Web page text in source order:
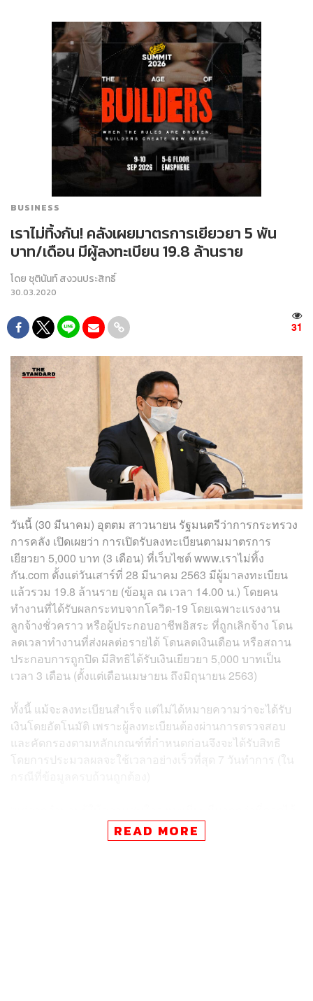
BUSINESS
เราไม่ทิ้งกัน! คลังเผยมาตรการเยียวยา 5 พัน
บาท/เดือน มีผู้ลงทะเบียน 19.8 ล้านราย
โดย ชุตินันท์ สงวนประสิทธิ์
30.03.2020
31
วันนี้ (30 มีนาคม) อุตตม สาวนายน รัฐมนตรีว่าการกระทรวง
การคลัง เปิดเผยว่า การเปิดรับลงทะเบียนตามมาตรการ
เยียวยา 5,000 บาท (3 เดือน) ที่เว็บไซต์ www.เราไม่ทิ้ง
กัน.com ตั้งแต่วันเสาร์ที่ 28 มีนาคม 2563 มีผู้มาลงทะเบียน
แล้วรวม 19.8 ล้านราย (ข้อมูล ณ เวลา 14.00 น.) โดยคน
ทำงานที่ได้รับผลกระทบจากโควิด-19 โดยเฉพาะแรงงาน
ลูกจ้างชั่วคราว หรือผู้ประกอบอาชีพอิสระ ที่ถูกเลิกจ้าง โดน
ลดเวลาทำงานที่ส่งผลต่อรายได้ โดนลดเงินเดือน หรือสถาน
ประกอบการถูกปิด มีสิทธิได้รับเงินเยียวยา 5,000 บาทเป็น
เวลา 3 เดือน (ตั้งแต่เดือนเมษายน ถึงมิถุนายน 2563)
ทั้งนี้ แม้จะลงทะเบียนสำเร็จ แต่ไม่ได้หมายความว่าจะได้รับ
เงินโดยอัตโนมัติ เพราะผู้ลงทะเบียนต้องผ่านการตรวจสอบ
และคัดกรองตามหลักเกณฑ์ที่กำหนดก่อนจึงจะได้รับสิทธิ
โดยการประมวลผลจะใช้เวลาอย่างเร็วที่สุด 7 วันทำการ (ใน
มาก อาจทำให้การดำเนินการในขั้นตอนนี้ใช้เวลามากขึ้น”
READ MORE